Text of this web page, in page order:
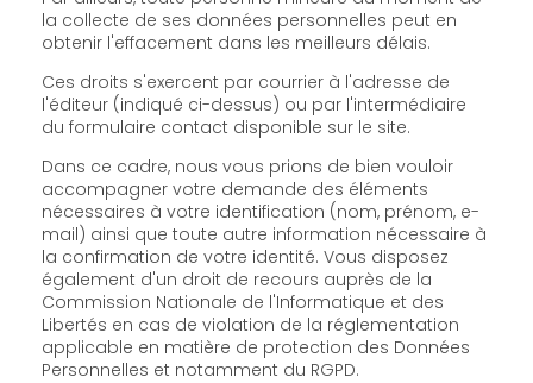
la collecte de ses données personnelles peut en
obtenir l'effacement dans les meilleurs délais.
Ces droits s'exercent par courrier à l'adresse de
l'éditeur (indiqué ci-dessus) ou par l'intermédiaire
du formulaire contact disponible sur le site.
Dans ce cadre, nous vous prions de bien vouloir
accompagner votre demande des éléments
nécessaires à votre identification (nom, prénom, e-
mail) ainsi que toute autre information nécessaire à
la confirmation de votre identité. Vous disposez
également d'un droit de recours auprès de la
Commission Nationale de l'Informatique et des
Libertés en cas de violation de la réglementation
applicable en matière de protection des Données
Personnelles et notamment du RGPD.